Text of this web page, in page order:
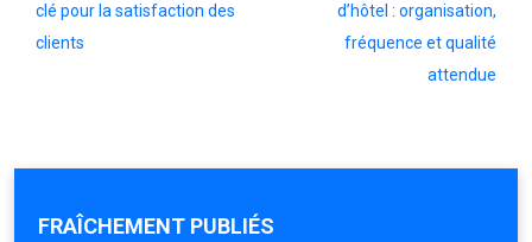
clé pour la satisfaction des
clients
d’hôtel : organisation,
fréquence et qualité
attendue
FRAÎCHEMENT PUBLIÉS